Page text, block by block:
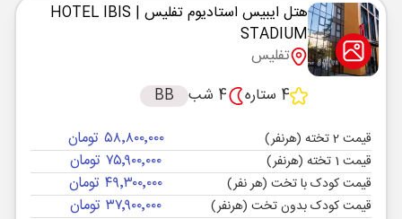
هتل ایبیس استادیوم تفلیس | HOTEL IBIS
STADIUM
تفلیس
4 ستاره
4 شب BB
قیمت 2 تخته (هرنفر) ۵۸٬۸۰۰٬۰۰۰ تومان
قیمت 1 تخته (هرنفر) ۷۵٬۹۰۰٬۰۰۰ تومان
قیمت کودک با تخت (هر نفر) ۴۹٬۳۰۰٬۰۰۰ تومان
قیمت کودک بدون تخت (هرنفر) ۳۷٬۹۰۰٬۰۰۰ تومان